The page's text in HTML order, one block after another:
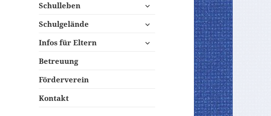
Schulleben
untermenü
Schulgelände
untermenü
Infos für Eltern
untermenü
Betreuung
Förderverein
Kontakt